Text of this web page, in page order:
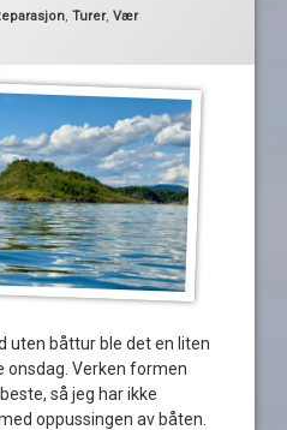
,Turer,Vær
uten båttur ble det en liten
onsdag. Verken formen
så jeg har ikke
oppussingen av båten.